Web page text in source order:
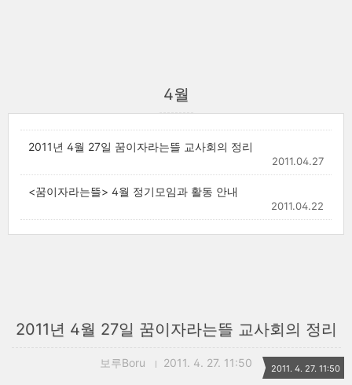
4월
2011년 4월 27일 꿈이자라는뜰 교사회의 정리
2011.04.27
<꿈이자라는뜰> 4월 정기모임과 활동 안내
2011.04.22
2011년 4월 27일 꿈이자라는뜰 교사회의 정리
보루Boru 2011. 4. 27. 11:50 2011. 4. 27. 11:50